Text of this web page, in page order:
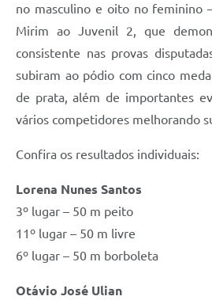
no masculino e oito no feminino
Mirim ao Juvenil 2, que
consistente nas provas
subiram ao pódio com cinco
de prata, além de importantes
vários competidores melhorando
Confira os resultados individuais:
Lorena Nunes Santos
3º lugar – 50 m peito
11º lugar – 50 m livre
6º lugar – 50 m borboleta
Otávio José Ulian